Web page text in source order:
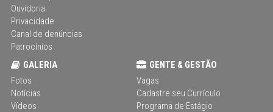
Ouvidoria
Privacidade
Canal de denúncias
Patrocínios
GALERIA
Fotos
Notícias
Vídeos
GENTE & GESTÃO
Vagas
Cadastre seu Currículo
Programa de Estágio